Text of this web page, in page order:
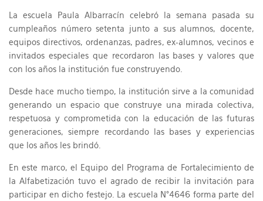
La escuela Paula Albarracín celebró la semana pasada su
cumpleaños número setenta junto a sus alumnos, docente,
equipos directivos, ordenanzas, padres, ex-alumnos, vecinos e
invitados especiales que recordaron las bases y valores que
con los años la institución fue construyendo.
Desde hace mucho tiempo, la institución sirve a la comunidad
generando un espacio que construye una mirada colectiva,
respetuosa y comprometida con la educación de las futuras
generaciones, siempre recordando las bases y experiencias
que los años les brindó.
En este marco, el Equipo del Programa de Fortalecimiento de
la Alfabetización tuvo el agrado de recibir la invitación para
participar en dicho festejo. La escuela N°4646 forma parte del